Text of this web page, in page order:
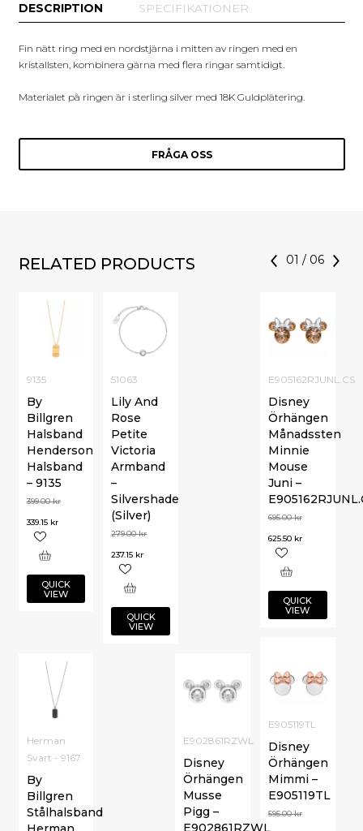
DESCRIPTION SPECIFIKATIONER
Fin nätt ring med en nordstjärna i mitten av ringen med en
kristallsten, kombinera gärna med flera ringar samtidigt.
Materialet på ringen är i sterling silver med 18K Guldplätering.
FRÅGA OSS
RELATED PRODUCTS 01 / 06
9135
By
Billgren
Halsband
Henderson
Halsband
– 9135
399.00kr
339.15 kr
QUICK
VIEW
E905162RJUNL.CS
Disney
Örhängen
Månadssten
Minnie
Mouse
Juni –
695.00kr
625.50 kr
QUICK
VIEW
51063
Lily And
Rose
Petite
Victoria
Armband
–
Silvershade
(Silver)
279.00kr
237.15 kr
QUICK
VIEW
E905119TL
Disney
Örhängen
Mimmi –
E905119TL
595.00kr
Herman
Svart - 9167
By
Billgren
Stålhalsband
E902861RZWL
Disney
Örhängen
Musse
Pigg –
E902861RZWL